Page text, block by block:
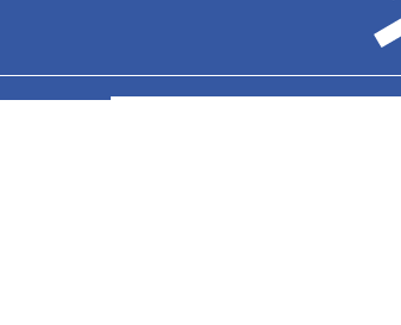
Kontakt